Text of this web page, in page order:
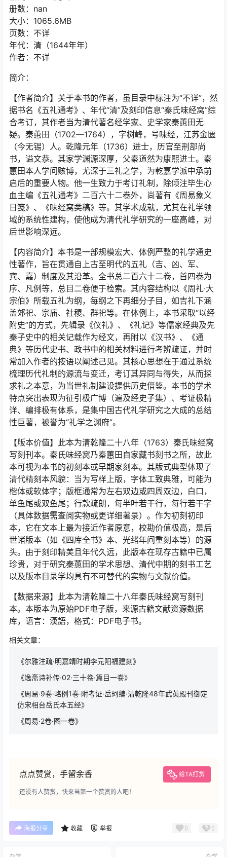
册数：nan
大小：1065.6MB
页数：不详
年代：清（1644年年）
作者：不详
简介：
【作者简介】关于本书的作者，虽目录中标注为“不详”，然
据书名《五礼通考》、年代“清”及刻印信息“秦氏味经窝”综
合考订，其作者当为清代著名经学家、史学家秦蕙田无
疑。秦蕙田（1702—1764），字树峰，号味经，江苏金匮
（今无锡）人。乾隆元年（1736）进士，历官至刑部尚
书，谥文恭。其家学渊源深厚，父秦道然为康熙进士。秦
蕙田本人学问赅博，尤深于三礼之学，为乾嘉学派中承前
启后的重要人物。他一生致力于考订礼制，除倾注毕生心
血主编《五礼通考》二百六十二卷外，尚著有《周易象义
日笺》、《味经窝类稿》等。其学术成就，尤其在礼学领
域的系统性建构，使他成为清代礼学研究的一座高峰，对
后世影响深远。
【内容简介】本书是一部规模宏大、体例严整的礼学通史
性著作，旨在贯通自上古至明代的五礼（吉、凶、军、
宾、嘉）制度及其沿革。全书总二百六十二卷，首四卷为
序、凡例等，总目二卷便于检索。其内容结构以《周礼·大
宗伯》所载五礼为纲，每纲之下再细分子目，如吉礼下涵
盖郊祀、宗庙、社稷、群祀等。在体例上，本书采取“以经
附史”的方式，先辑录《仪礼》、《礼记》等儒家经典及先
秦子史中的相关记载作为经文，再附以《汉书》、《通
典》等历代史书、政书中的相关材料进行考辨疏证，并时
常加入作者的按语以阐述己见。其核心思想在于通过系统
梳理历代礼制的源流与变迁，考订其异同与得失，从而探
求礼之本意，为当世礼制建设提供历史借鉴。本书的学术
特点突出表现为征引极广博（遍及经史子集）、考证极精
详、编排极有体系，是集中国古代礼学研究之大成的总结
性巨著，被誉为“礼学之渊府”。
【版本价值】此本为清乾隆二十八年（1763）秦氏味经窝
写刻刊本。秦氏味经窝乃秦蕙田自家藏书刻书之所，故此
本可视为本书的初刻本或早期家刻本。其版式典型体现了
清代精刻本风貌：当为写样上版，字体工致典雅，可能为
楷体或软体字；版框通常为左右双边或四周双边，白口，
单鱼尾或双鱼尾；行款疏朗，每半叶若干行，每行若干字
（具体数据需查阅实物或更详细著录）。作为初刻初印
本，它在文本上最为接近作者原意，校勘价值极高，是后
世诸版本（如《四库全书》本、光绪年间重刻本等）的源
头。由于刻印精美且年代久远，此版本在现存古籍中已属
珍贵，对于研究秦蕙田的学术思想、清代中期的刻书工艺
以及版本目录学均具有不可替代的实物与文献价值。
【数据来源】此本为清乾隆二十八年秦氏味经窝写刻刊
本。本版本为原始PDF电子版，来源古籍文献资源数据
库，语言：漢語，格式：PDF电子书。
相关文章：
《尔雅注疏·明嘉靖时期李元阳福建刻》
《逸斋诗补传·02·三十卷·篇目一卷》
《周易·9卷·略例1卷·附考证·岳珂编·清乾隆48年武英殿刊御定
仿宋相台岳氏本五经》
《周易·2卷·图一卷》
点点赞赏，手留余香 给TA打赏
还没有人赞赏，快来当第一个赞赏的人吧！
海报分享 收藏 举报 0 0